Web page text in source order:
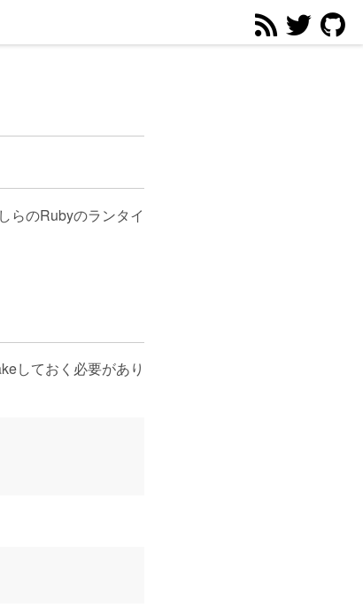
らのRubyのランタイ
しておく必要があり